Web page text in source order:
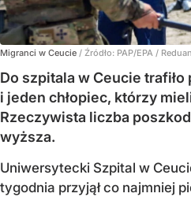
Migranci w Ceucie / Źródło: PAP/EPA /
Do szpitala w Ceucie
i jeden chłopiec, którzy
Rzeczywista liczba
wyższa.
Uniwersytecki Szpital w
tygodnia przyjął co najmniej